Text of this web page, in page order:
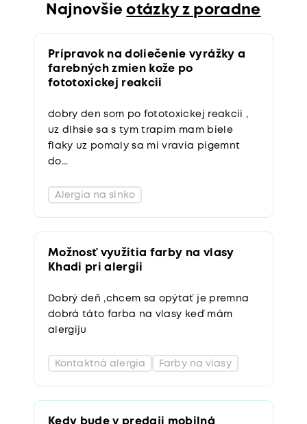
Prípravok na doliečenie vyrážky a
farebných zmien kože po
fototoxickej reakcii
uz dlhsie sa s tym trapim mam biele
flaky uz pomaly sa mi vravia pigemnt
do...
Možnosť využitia farby na vlasy
Khadi pri alergii
dobrá táto farba na vlasy keď mám
alergiju
Kedy bude v predaji mobilná
klimatizácia Meaco Cool 9000 Pro